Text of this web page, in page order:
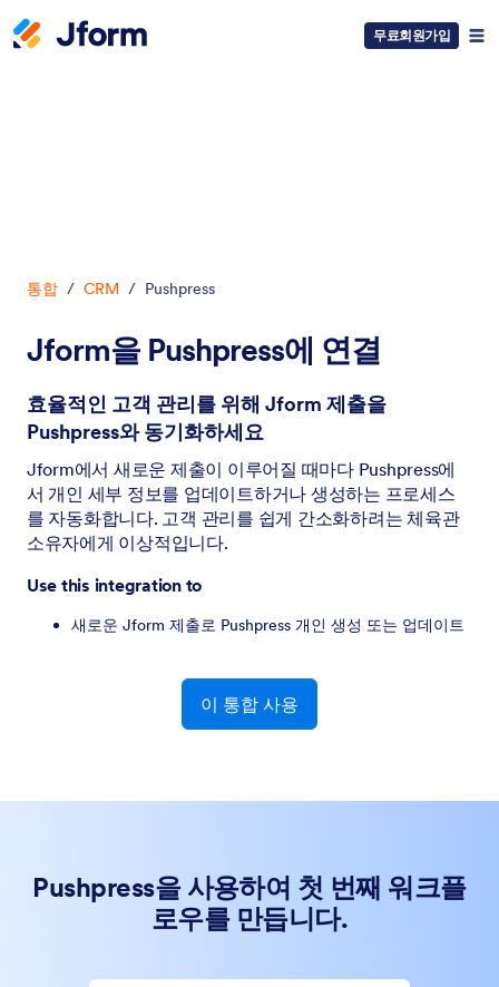
무료회원가입
통합 / CRM / Pushpress
Jform을 Pushpress에 연결
효율적인 고객 관리를 위해 Jform 제출을
Pushpress와 동기화하세요
Jform에서 새로운 제출이 이루어질 때마다 Pushpress에
서 개인 세부 정보를 업데이트하거나 생성하는 프로세스
를 자동화합니다. 고객 관리를 쉽게 간소화하려는 체육관
소유자에게 이상적입니다.
Use this integration to
새로운 Jform 제출로 Pushpress 개인 생성 또는 업데이트
이 통합 사용
Pushpress을 사용하여 첫 번째 워크플
로우를 만듭니다.